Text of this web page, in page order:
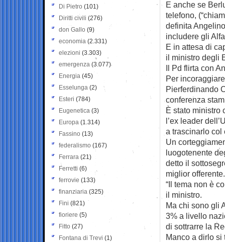
E anche se
telefono,
definita
includere gli
E in attesa di
il ministro degli
Il Pd flirta con
Per
Pierferdinando
conferenza
È stato ministro
l’ex leader
a trascinarlo col
Un
luogotenente
detto il
miglior offerente.
“Il tema non è
il ministro.
Ma chi sono gli
3% a livello
di sottrarre la
Manco a dirlo
Di Pietro (101)
Diritti civili (276)
don Gallo (9)
economia (2.331)
elezioni (3.303)
emergenza (3.077)
Energia (45)
Esselunga (2)
Esteri (784)
Eugenetica (3)
Europa (1.314)
Fassino (13)
federalismo (167)
Ferrara (21)
Ferretti (6)
ferrovie (133)
finanziaria (325)
Fini (821)
fioriere (5)
Fitto (27)
Fontana di Trevi (1)